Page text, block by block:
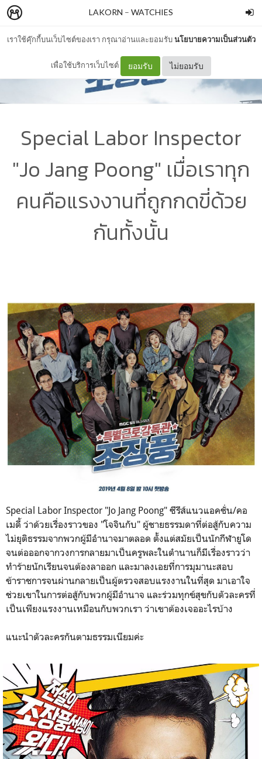
เราใช้คุ๊กกี้บนเว็บไซต์ของเรา กรุณาอ่านและยอมรับนโยบายความเป็นส่วนตัว
เพื่อใช้บริการเว็บไซต์ ยอมรับ ไม่ยอมรับ
LAKORN – WATCHIES
Special Labor Inspector
"Jo Jang Poong" เมื่อเราทุก
คนคือแรงงานที่ถูกกดขี่ด้วย
กันทั้งนั้น
Special Labor Inspector "Jo Jang Poong" ซีรีส์แนวแอคชั่น/คอ
เมดี้ ว่าด้วยเรื่องราวของ "โจจินกับ" ผู้ชายธรรมดาที่ต่อสู้กับความ
ไม่ยุติธรรมจากพวกผู้มีอำนาจมาตลอด ตั้งแต่สมัยเป็นนักกีฬายูโด
จนต่อออกจากวงการกลายมาเป็นครูพละในตำนานก็มีเรื่องราวว่า
ทำร้ายนักเรียนจนต้องลาออก และมาลงเอยที่การมุมานะสอบ
ข้าราชการจนผ่านกลายเป็นผู้ตรวจสอบแรงงานในที่สุด มาเอาใจ
ช่วยเขาในการต่อสู้กับพวกผู้มีอำนาจ และร่วมทุกข์สุขกับตัวละครที่
เป็นเพียงแรงงานเหมือนกับพวกเรา ว่าเขาต้องเจออะไรบ้าง
แนะนำตัวละครกันตามธรรมเนียมค่ะ